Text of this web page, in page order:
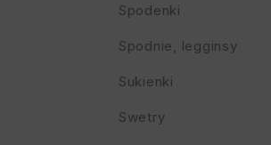
Spodenki
Spodnie, legginsy
Sukienki
Swetry